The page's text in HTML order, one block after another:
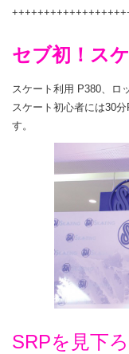
セブ初！ス
スケート利用 P380、ロ
スケート初心者には30
す。
SRPを見下